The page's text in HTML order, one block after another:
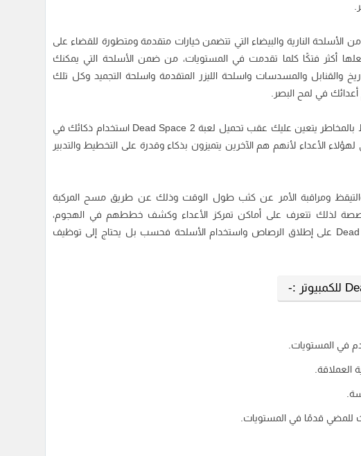
الأسلحة النارية والبيضاء التي تتضمن خيارات متقدمة ومتطورة للقضاء على
أكثر فتكًا كلما تقدمت في المستويات، من ضمن الأسلحة التي يمكنك
والقنابل والمسدسات واسلحة الليزر المتقدمة واسلحة التجميد وكل تلك
في لمح البصر.
لكن الأسلحة ليست كل شيء في هذا العالم المحيط بالمخاطر يتعين عليك عقب تحميل لعبة Dead Space 2 استخدام ذكائك في
الأعداء لأنهم هم الآخرين يتميزون بذكاء وقدرة على التخطيط والتدبير
ومراقبة الأمر عن كثب طول الوقت وذلك عن طريق مسح المركبة
لذلك تتعرف على أماكن تمركز الأعداء وكشف خططهم في الهجوم،
بإختصار لا يعتمد أسلوب القتال في لعبة Dead Space 2 على إطلاق الرصاص واستخدام الأسلحة فحسب بل يحتاج إلى توظيف
في المستويات.
العملاقة.
للمضي قدمًا في المستويات.